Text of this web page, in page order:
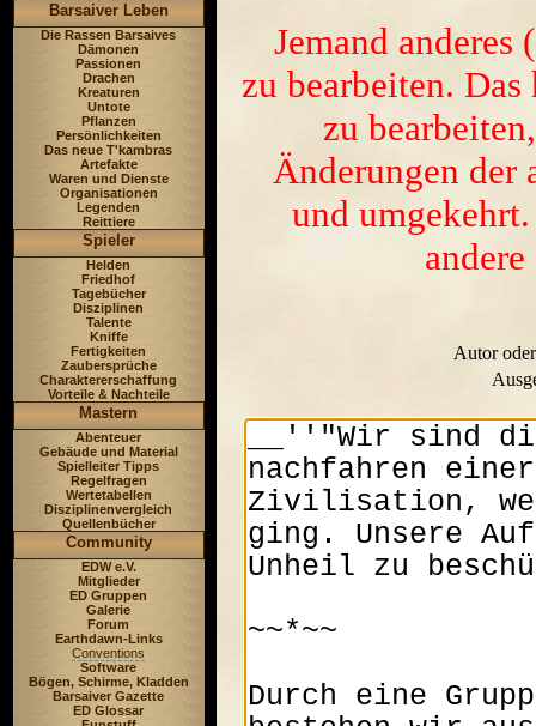
Barsaiver Leben
Die Rassen Barsaives
Dämonen
Passionen
Drachen
Kreaturen
Untote
Pflanzen
Persönlichkeiten
Das neue T'kambras
Artefakte
Waren und Dienste
Organisationen
Legenden
Reittiere
Spieler
Helden
Friedhof
Tagebücher
Disziplinen
Talente
Kniffe
Fertigkeiten
Zaubersprüche
Charaktererschaffung
Vorteile & Nachteile
Mastern
Abenteuer
Gebäude und Material
Spielleiter Tipps
Regelfragen
Wertetabellen
Disziplinenvergleich
Quellenbücher
Community
EDW e.V.
Mitglieder
ED Gruppen
Galerie
Forum
Earthdawn-Links
Conventions
Software
Bögen, Schirme, Kladden
Barsaiver Gazette
ED Glossar
Jemand anderes
zu bearbeiten.
zu
Änderungen der
und
Autor